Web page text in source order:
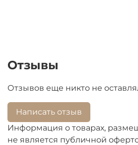
Отзывы
Отзывов еще никто не
Написать отзыв
Информация о товарах,
не является публичной